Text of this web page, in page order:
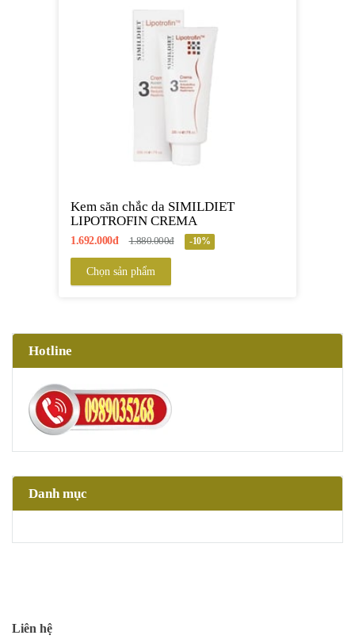
Kem săn chắc da SIMILDIET
LIPOTROFIN CREMA
1.692.000đ 1.880.000đ -10%
Chọn sản phẩm
Hotline
Danh mục
Liên hệ